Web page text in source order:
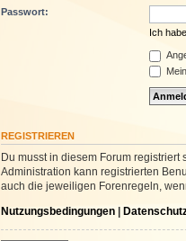
Passwort:
Ich
REGISTRIEREN
Du musst in diesem Forum
Administration kann registrierten
auch die jeweiligen Forenregeln,
Nutzungsbedingungen |